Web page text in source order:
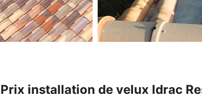
Prix installation de velux Idrac